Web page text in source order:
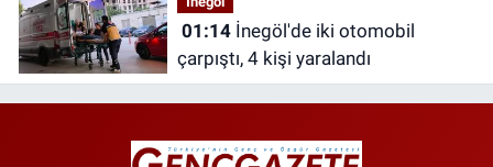
01:14İnegöl'de iki otomobil
çarpıştı, 4 kişi yaralandı